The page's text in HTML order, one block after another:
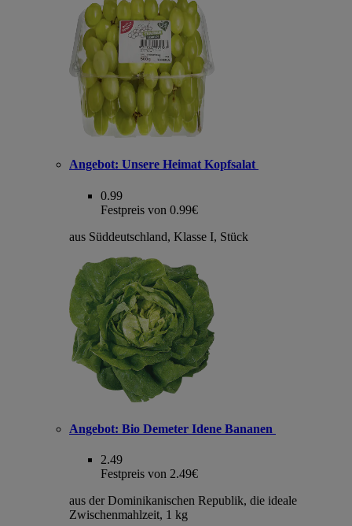
Angebot: Unsere Heimat Kopfsalat
0.99
Festpreis von 0.99€
aus Süddeutschland, Klasse I, Stück
Angebot: Bio Demeter Idene Bananen
2.49
Festpreis von 2.49€
aus der Dominikanischen Republik, die ideale
Zwischenmahlzeit, 1 kg